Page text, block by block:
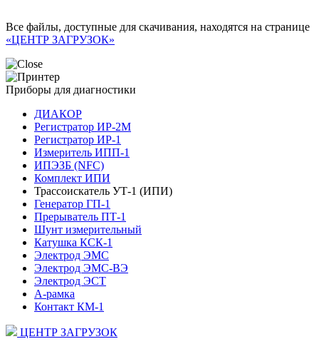
Все файлы, доступные для скачивания, находятся на странице
«ЦЕНТР ЗАГРУЗОК»
Приборы для диагностики
ДИАКОР
Регистратор ИР-2М
Регистратор ИР-1
Измеритель ИПП-1
ИПЭЗБ (NFC)
Комплект ИПИ
Трассоискатель УТ-1 (ИПИ)
Генератор ГП-1
Прерыватель ПТ-1
Шунт измерительный
Катушка КСК-1
Электрод ЭМС
Электрод ЭМС-ВЭ
Электрод ЭСТ
А-рамка
Контакт КМ-1
ЦЕНТР ЗАГРУЗОК